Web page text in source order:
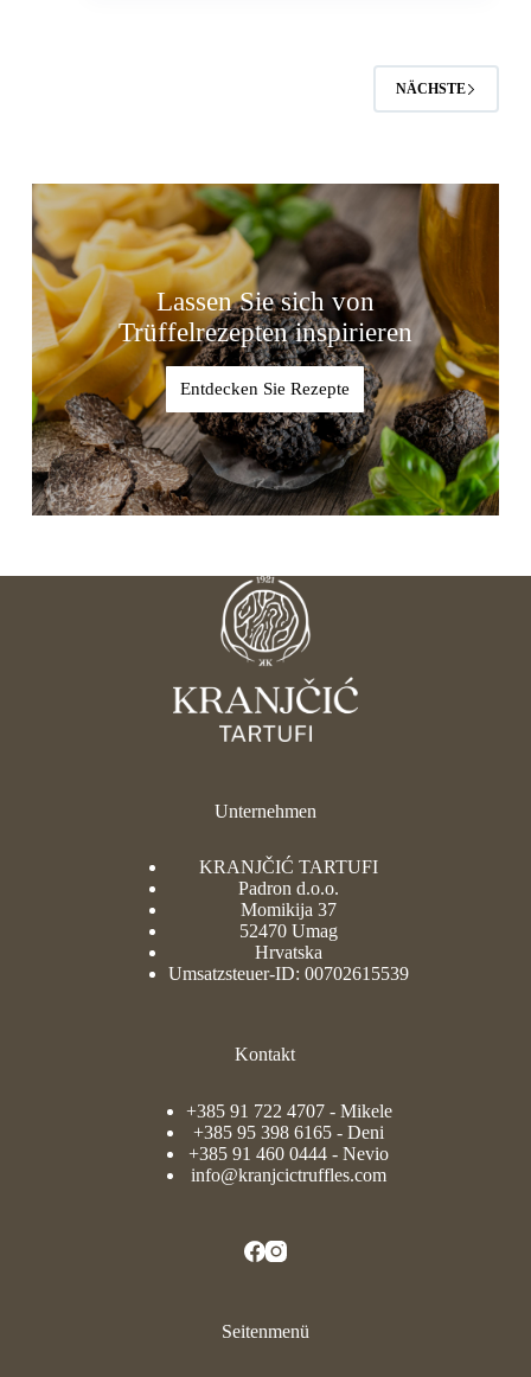
NÄCHSTE
Lassen Sie sich von
Trüffelrezepten inspirieren
Entdecken Sie Rezepte
Unternehmen
KRANJČIĆ TARTUFI
Padron d.o.o.
Momikija 37
52470 Umag
Hrvatska
Umsatzsteuer-ID: 00702615539
Kontakt
+385 91 722 4707- Mikele
+385 95 398 6165 - Deni
+385 91 460 0444 - Nevio
info@kranjcictruffles.com
Seitenmenü